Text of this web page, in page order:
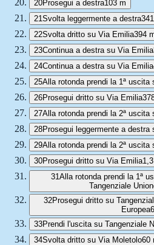
20Prosegui a destra103 m
21Svolta leggermente a destra
22Svolta dritto su Via Emilia394
23Continua a destra su Via Emilia
24Continua a destra su Via Emilia
25Alla rotonda prendi la 1ª uscita
26Prosegui dritto su Via Emilia
27Alla rotonda prendi la 2ª uscita
28Prosegui leggermente a destra
29Alla rotonda prendi la 2ª uscita
30Prosegui dritto su Via Emilia
31Alla rotonda prendi la 1ª
Tangenziale
32Prosegui dritto su
Europea
33Prendi l'uscita su Tangenziale
34Svolta dritto su Via Moletolo60